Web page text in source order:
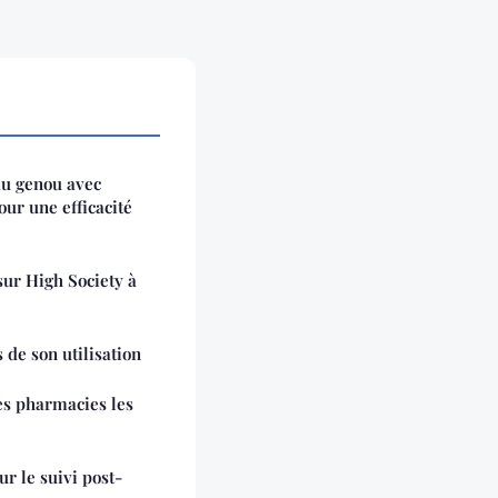
genou avec
une efficacité
High Society à
de son utilisation
pharmacies les
le suivi post-